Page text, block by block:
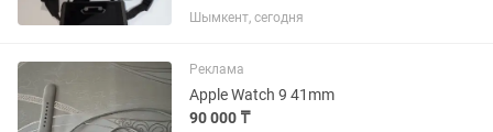
Ешқандай сырылған, түскен жері жоқ,
тап-таза. Пробегі: Өте аз, бар болғаны
тып-тынық,...
Шымкент, сегодня
Реклама
Apple Watch 9 41mm
90 000 ₸